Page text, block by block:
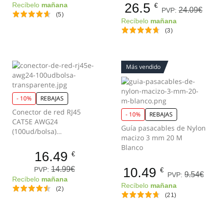
Recíbelo mañana
(5) 26.5 €
PVP: 24.09€
Recíbelo mañana
(3)
- 10% REBAJAS
Conector de red RJ45
CAT5E AWG24
(100ud/bolsa)
16.49 €
PVP: 14.99€
Recíbelo mañana
(2)
Más vendido
- 10% REBAJAS
Guía pasacables de Nylon
macizo 3 mm 20 M
Blanco
10.49 €
PVP: 9.54€
Recíbelo mañana
(21)